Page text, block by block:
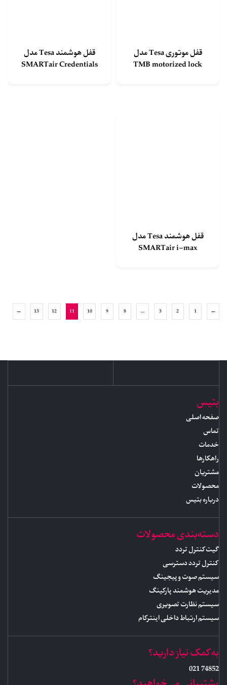
قفل موتوری Tesa مدل
TMB motorized lock
قفل هوشمند Tesa مدل
SMARTair Credentials
قفل هوشمند Tesa مدل
SMARTair i-max
←
1
2
3
…
8
9
10
11
12
13
→
بتیس
صفحه اصلی
تماس
خدمات
راهکارها
مشتریان
محصولات
درباره بتیس
دسته‌بندی محصولات
گیت کنترل تردد
کنترل تردد دسترسی
سیستم صوت و پیجینگ
مدیریت هوشمند پارکینگ
سیستم نظارت تصویری
سیستم ارتباط داخلی اینترکام
به کمک نیاز دارید؟
74852 021